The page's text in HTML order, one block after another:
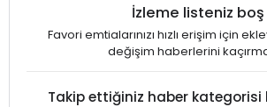
İzleme listeniz boş
Favori emtialarınızı hızlı erişim için
değişim haberlerini
Takip ettiğiniz haber kategorisi